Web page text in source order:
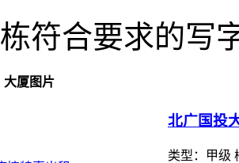
栋符合要求的写
大厦图片
北广国投
类型： 甲级